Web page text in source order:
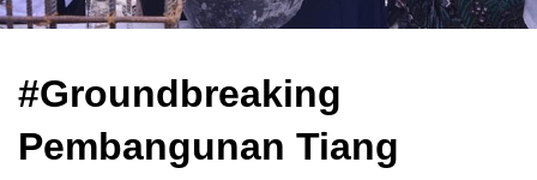
#Groundbreaking
Pembangunan Tiang